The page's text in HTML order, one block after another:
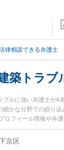
律相談できる弁護士
築トラブ
ルに強い弁護士が4
かな分野での絞り
ロフィール情報や弁
のトラブル解決の実
おすすめです。
京区